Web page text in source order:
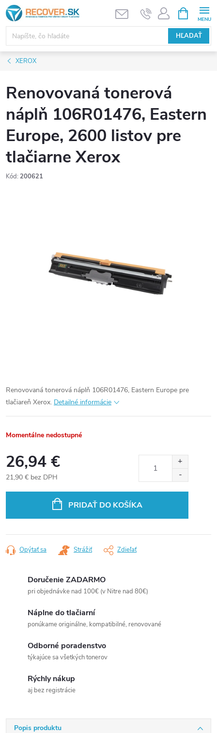
Prejsť
na
obsah
HĽADAŤ
KOŠÍK
XEROX
Renovovaná tonerová
náplň 106R01476, Eastern
Europe, 2600 listov pre
tlačiarne Xerox
Kód: 200621
Renovovaná tonerová náplň 106R01476, Eastern Europe pre
tlačiareň Xerox. Detailné informácie
Momentálne nedostupné
26,94 €
21,90 € bez DPH
PRIDAŤ DO KOŠÍKA
Opýtať sa Strážiť Zdieľať
Doručenie ZADARMO
pri objednávke nad 100€ (v Nitre nad 80€)
Náplne do tlačiarní
ponúkame originálne, kompatibilné, renovované
Odborné poradenstvo
týkajúce sa všetkých tonerov
Rýchly nákup
aj bez registrácie
Popis produktu